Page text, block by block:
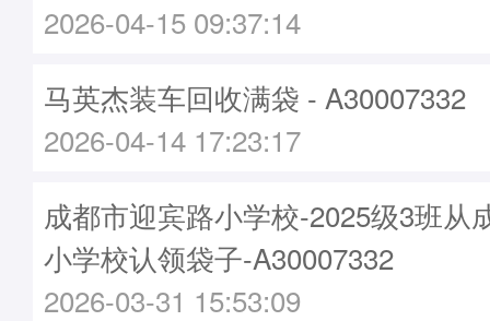
2026-04-15 09:37:14
马英杰装车回收满袋 - A30007332
2026-04-14 17:23:17
成都市迎宾路小学校-2025级3班从
小学校认领袋子-A30007332
2026-03-31 15:53:09